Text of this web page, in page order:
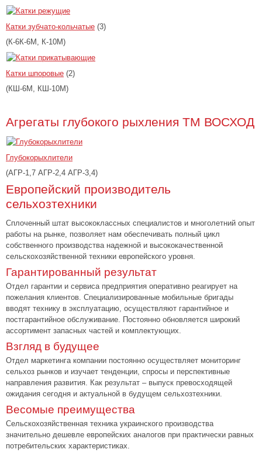
Катки зубчато-кольчатые (3)
(К-6К-6М, К-10М)
Катки шпоровые (2)
(КШ-6М, КШ-10М)
Агрегаты глубокого рыхления ТМ ВОСХОД
Глубокорыхлители
(АГР-1,7 АГР-2,4 АГР-3,4)
Европейский производитель
сельхозтехники
Сплоченный штат высококлассных специалистов и многолетний опыт
работы на рынке, позволяет нам обеспечивать полный цикл
собственного производства надежной и высококачественной
сельскохозяйственной техники европейского уровня.
Гарантированный результат
Отдел гарантии и сервиса предприятия оперативно реагирует на
пожелания клиентов. Специализированные мобильные бригады
вводят технику в эксплуатацию, осуществляют гарантийное и
постгарантийное обслуживание. Постоянно обновляется широкий
ассортимент запасных частей и комплектующих.
Взгляд в будущее
Отдел маркетинга компании постоянно осуществляет мониторинг
сельхоз рынков и изучает тенденции, спросы и перспективные
направления развития. Как результат – выпуск превосходящей
ожидания сегодня и актуальной в будущем сельхозтехники.
Весомые преимущества
Сельскохозяйственная техника украинского производства
значительно дешевле европейских аналогов при практически равных
потребительских характеристиках.